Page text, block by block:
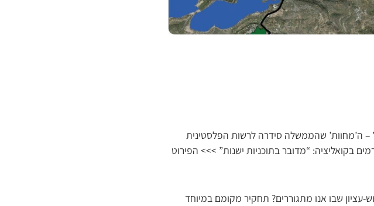
– ה’מחוות’ שהממשלה סידרה לרשות הפלסטינית
בקואליציה: “מדובר בתוכניות ישנות” >>> הפירוט
עציון שבו אנו מתגוררים? תחקיר מקומם במיוחד